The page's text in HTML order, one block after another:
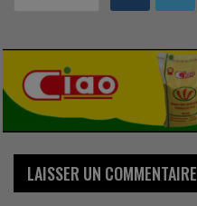
LAISSER UN COMMENTAIRE